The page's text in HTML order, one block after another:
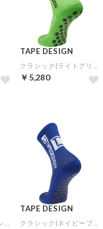
TAPE DESIGN
￥5,280
TAPE DESIGN